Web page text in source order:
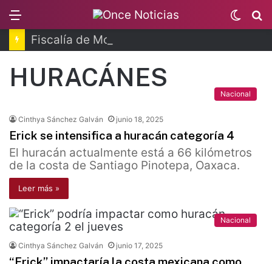
Switch
skin
HURACÁNES
Nacional
Cinthya Sánchez Galván junio 18, 2025
Erick se intensifica a huracán categoría 4
El huracán actualmente está a 66 kilómetros
de la costa de Santiago Pinotepa, Oaxaca.
Leer más »
Nacional
Cinthya Sánchez Galván junio 17, 2025